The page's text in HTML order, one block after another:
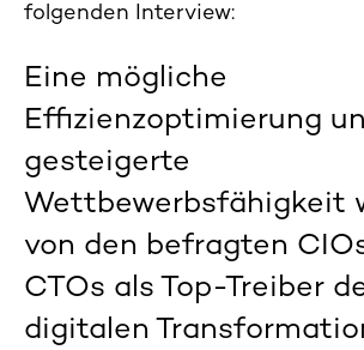
folgenden Interview:
Eine mögliche
Effizienzoptimierung
gesteigerte
Wettbewerbsfähigkeit
von den befragten
CTOs als Top-Treiber
digitalen